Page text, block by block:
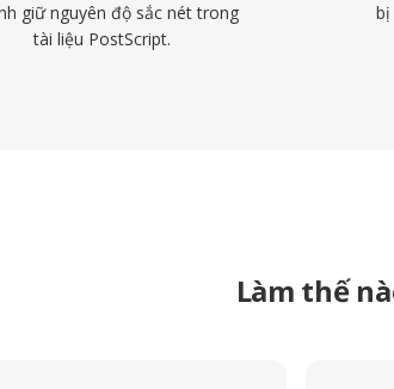
giữ nguyên độ sắc nét trong
tài liệu PostScript.
bị
Làm thế